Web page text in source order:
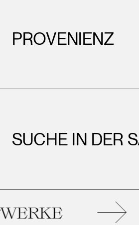
PROVENIENZ
SUCHE IN DER